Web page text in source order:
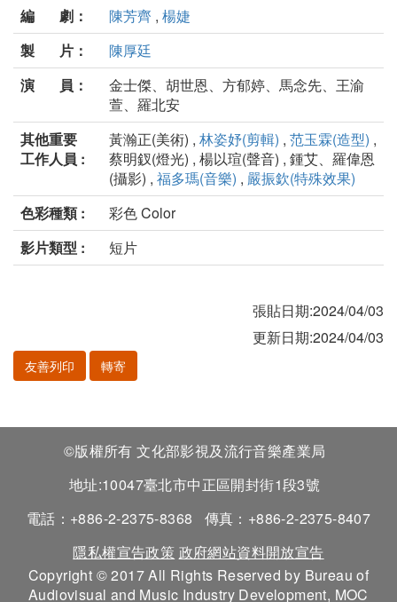
編 劇：
陳芳齊 , 楊婕
製 片：
陳厚廷
演 員：
金士傑、胡世恩、方郁婷、馬念先、王渝
萱、羅北安
其他重要
工作人員 :
黃瀚正(美術) , 林姿妤(剪輯) , 范玉霖(造型) ,
蔡明釵(燈光) , 楊以瑄(聲音) , 鍾艾、羅偉恩
(攝影) , 福多瑪(音樂) , 嚴振欽(特殊效果)
色彩種類 :
彩色 Color
影片類型 :
短片
張貼日期:2024/04/03
更新日期:2024/04/03
友善列印 轉寄
©版權所有 文化部影視及流行音樂產業局
地址:10047臺北市中正區開封街1段3號
電話：+886-2-2375-8368
傳真：+886-2-2375-8407
隱私權宣告政策 政府網站資料開放宣告
Copyright © 2017 All Rights Reserved by Bureau of
Audiovisual and Music Industry Development, MOC